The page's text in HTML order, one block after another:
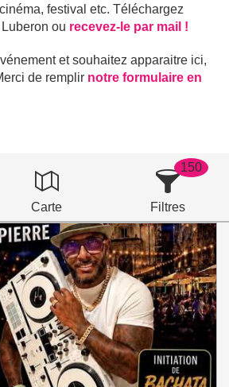
festival etc. Téléchargez
ou recevez-le par mail !
et souhaitez apparaitre ici,
de remplir notre formulaire en
Carte Filtres
150